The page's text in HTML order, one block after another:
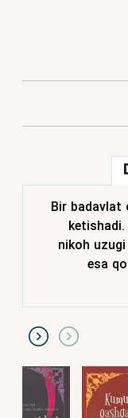
Bir
nikoh
esa
ketishgan.
yechim topa
Xolms va
qiling.
asarning